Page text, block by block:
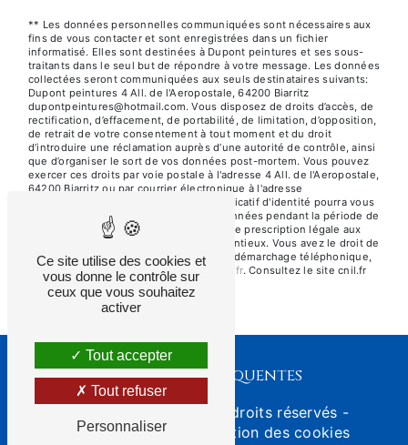
** Les données personnelles communiquées sont nécessaires aux
fins de vous contacter et sont enregistrées dans un fichier
informatisé. Elles sont destinées à Dupont peintures et ses sous-
traitants dans le seul but de répondre à votre message. Les données
collectées seront communiquées aux seuls destinataires suivants:
Dupont peintures 4 All. de l'Aeropostale, 64200 Biarritz
dupontpeintures@hotmail.com. Vous disposez de droits d’accès, de
rectification, d’effacement, de portabilité, de limitation, d’opposition,
de retrait de votre consentement à tout moment et du droit
d’introduire une réclamation auprès d’une autorité de contrôle, ainsi
que d’organiser le sort de vos données post-mortem. Vous pouvez
exercer ces droits par voie postale à l'adresse 4 All. de l'Aeropostale,
64200 Biarritz ou par courrier électronique à l'adresse
dupontpeintures@hotmail.com. Un justificatif d'identité pourra vous
être demandé. Nous conservons vos données pendant la période de
prise de contact puis pendant la durée de prescription légale aux
fins probatoires et de gestion des contentieux. Vous avez le droit de
vous inscrire sur la liste d'opposition au démarchage téléphonique,
disponible à cette adresse: Bloctel.gouv.fr. Consultez le site cnil.fr
pour plus d’informations sur vos droits.
Recherches fréquentes
- 2026 - Tous droits réservés -
Mentions légales
Gestion des cookies
Ce site utilise des cookies et
vous donne le contrôle sur
ceux que vous souhaitez
activer
Tout accepter
Tout refuser
Personnaliser